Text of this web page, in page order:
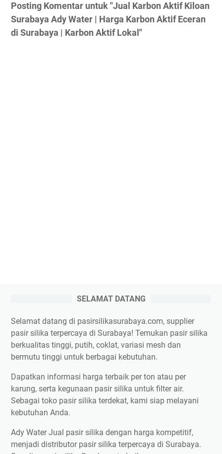
Posting Komentar untuk "Jual Karbon Aktif Kiloan
Surabaya Ady Water | Harga Karbon Aktif Eceran
di Surabaya | Karbon Aktif Lokal"
SELAMAT DATANG
Selamat datang di pasirsilikasurabaya.com, supplier
pasir silika terpercaya di Surabaya! Temukan pasir silika
berkualitas tinggi, putih, coklat, variasi mesh dan
bermutu tinggi untuk berbagai kebutuhan.
Dapatkan informasi harga terbaik per ton atau per
karung, serta kegunaan pasir silika untuk filter air.
Sebagai toko pasir silika terdekat, kami siap melayani
kebutuhan Anda.
Ady Water Jual pasir silika dengan harga kompetitif,
menjadi distributor pasir silika terpercaya di Surabaya.